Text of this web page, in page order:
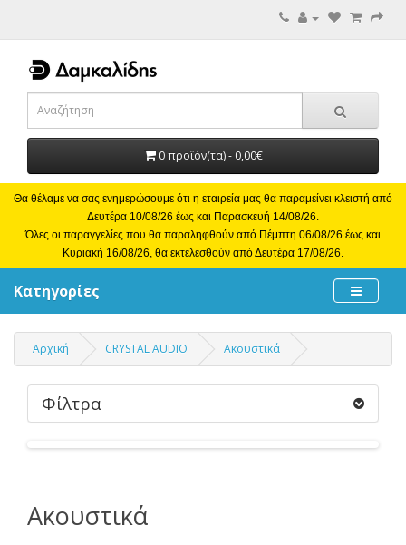
0 προϊόν(τα) - 0,00€
Θα θέλαμε να σας ενημερώσουμε ότι η εταιρεία μας θα παραμείνει κλειστή από
Δευτέρα 10/08/26 έως και Παρασκευή 14/08/26.
Όλες οι παραγγελίες που θα παραληφθούν από Πέμπτη 06/08/26 έως και
Κυριακή 16/08/26, θα εκτελεσθούν από Δευτέρα 17/08/26.
Κατηγορίες
Αρχική CRYSTAL AUDIO Ακουστικά
Φίλτρα
Ακουστικά